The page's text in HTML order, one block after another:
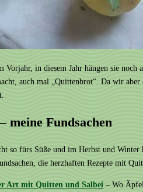
Vorjahr, in diesem Jahr hängen sie
auch mal „Quittenbrot“. Da wir
meine Fundsachen
so fürs Süße und im Herbst und
die herzhaften Rezepte mit
Art mit Quitten und Salbei – Wo